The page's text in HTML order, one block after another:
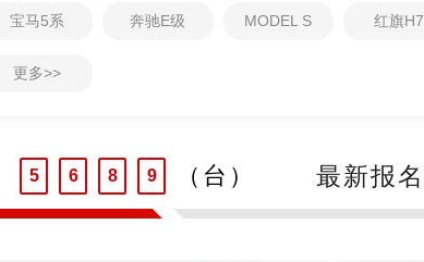
宝马5系 奔驰E级 MODEL S 红旗H7
更多>>
0
2
5
6
6
7
8
9
4
9
（台） 最新报名